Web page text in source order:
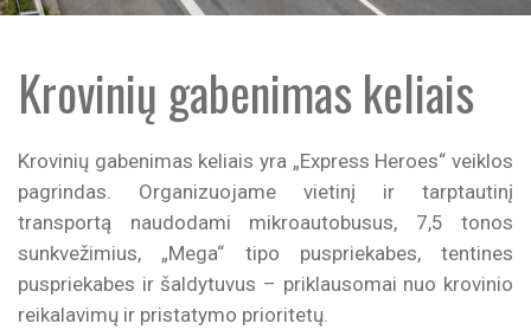
Krovinių gabenimas keliais
Krovinių gabenimas keliais yra „Express Heroes“ veiklos
pagrindas. Organizuojame vietinį ir tarptautinį
transportą naudodami mikroautobusus, 7,5 tonos
sunkvežimius, „Mega“ tipo puspriekabes, tentines
puspriekabes ir šaldytuvus – priklausomai nuo krovinio
reikalavimų ir pristatymo prioritetų.